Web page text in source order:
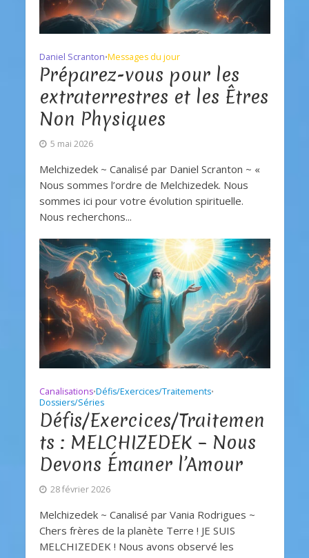
Daniel Scranton•Messages du jour
Préparez-vous pour les
extraterrestres et les Êtres
Non Physiques
5 mai 2026
Melchizedek ~ Canalisé par Daniel Scranton ~ «
Nous sommes l’ordre de Melchizedek. Nous
sommes ici pour votre évolution spirituelle.
Nous recherchons...
Canalisations•Défis/Exercices/Traitements•
Dossiers/Séries
Défis/Exercices/Traitemen
ts : MELCHIZEDEK – Nous
Devons Émaner l’Amour
28 février 2026
Melchizedek ~ Canalisé par Vania Rodrigues ~
Chers frères de la planète Terre ! JE SUIS
MELCHIZEDEK ! Nous avons observé les